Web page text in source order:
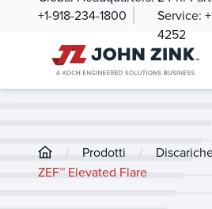
+1-918-234-1800
Service:
4252
/ Prodotti /
ZEF™ Elevated Flare